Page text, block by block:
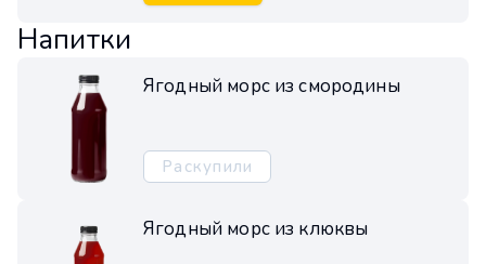
Напитки
Ягодный морс из смородины
Раскупили
Ягодный морс из клюквы